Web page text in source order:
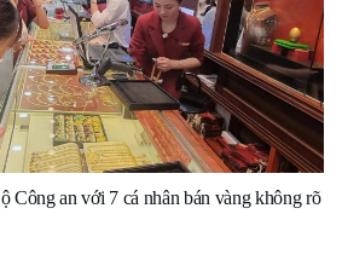
Công an với 7 cá nhân bán vàng không rõ